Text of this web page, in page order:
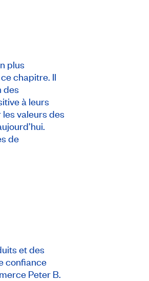
plus
chapitre. Il
des
à leurs
valeurs des
de
et des
confiance
Peter B.